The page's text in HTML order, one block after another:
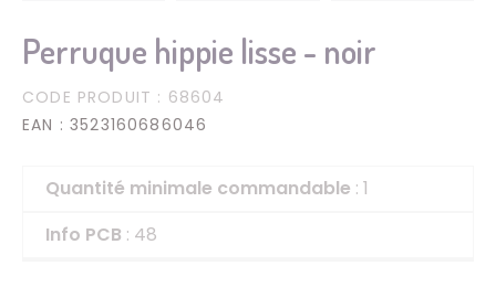
Perruque hippie lisse - noir
CODE PRODUIT : 68604
EAN : 3523160686046
Quantité minimale commandable : 1
Info PCB : 48